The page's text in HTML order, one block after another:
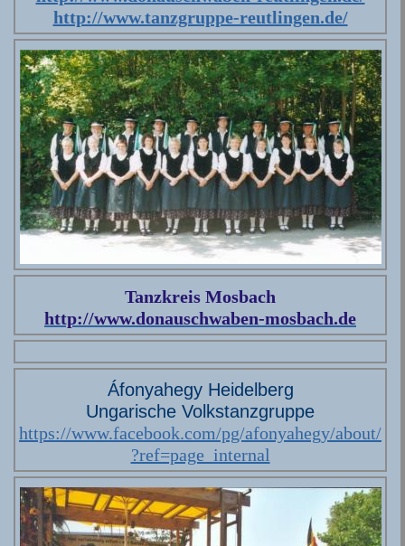
http://www.tanzgruppe-reutlingen.de/
Tanzkreis Mosbach
http://www.donauschwaben-mosbach.de
Áfonyahegy Heidelberg
Ungarische Volkstanzgruppe
https://www.facebook.com/pg/afonyahegy/about/
?ref=page_internal